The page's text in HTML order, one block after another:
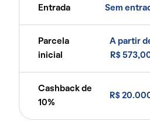
Entrada Sem
Parcela
inicial
A partir
R$
Cashback de
10%
R$